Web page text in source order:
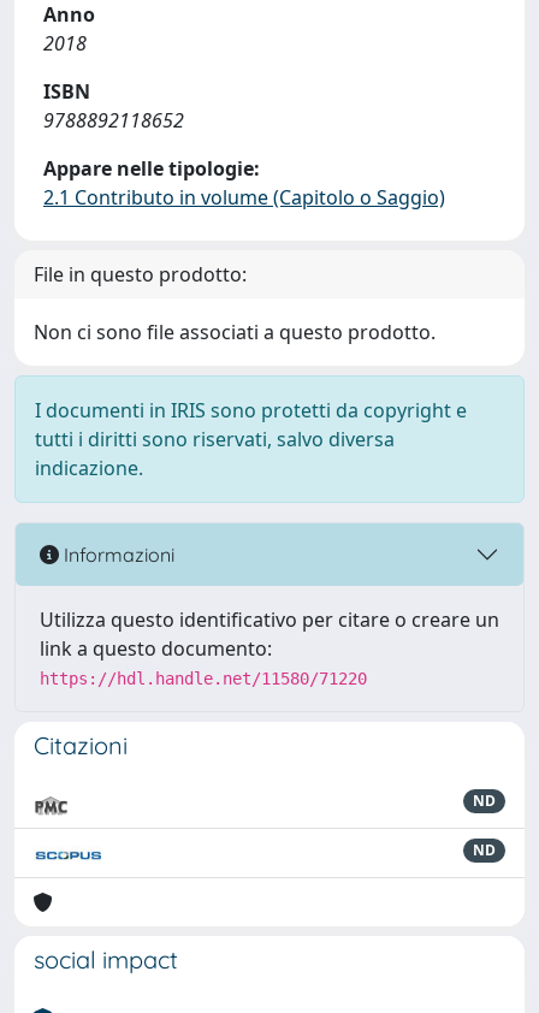
Anno
2018
ISBN
9788892118652
Appare nelle tipologie:
2.1 Contributo in volume (Capitolo o Saggio)
File in questo prodotto:
Non ci sono file associati a questo prodotto.
I documenti in IRIS sono protetti da copyright e
tutti i diritti sono riservati, salvo diversa
indicazione.
Informazioni
Utilizza questo identificativo per citare o creare un
link a questo documento:
https://hdl.handle.net/11580/71220
Citazioni
ND
ND
social impact